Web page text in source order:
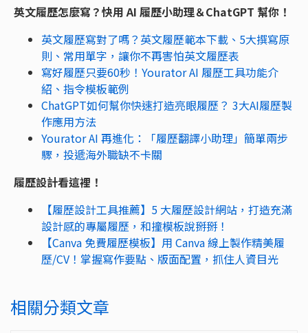
英文履歷怎麼寫？快用 AI 履歷小助理＆ChatGPT 幫你！
英文履歷寫對了嗎？英文履歷範本下載、5大撰寫原
則、常用單字，讓你不再害怕英文履歷表
寫好履歷只要60秒！Yourator AI 履歷工具功能介
紹、指令模板範例
ChatGPT如何幫你快速打造亮眼履歷？ 3大AI履歷製
作應用方法
Yourator AI 再進化：「履歷翻譯小助理」簡單兩步
驟，投遞海外職缺不卡關
履歷設計看這裡！
【履歷設計工具推薦】5 大履歷設計網站，打造充滿
設計感的專屬履歷，和撞模板說掰掰！
【Canva 免費履歷模板】用 Canva 線上製作精美履
歷/CV！掌握寫作要點、版面配置，抓住人資目光
相關分類文章